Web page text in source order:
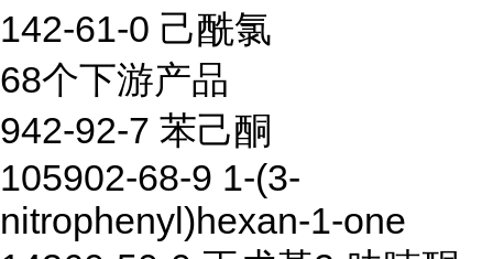
142-61-0 己酰氯
68个下游产品
942-92-7 苯己酮
105902-68-9 1-(3-
nitrophenyl)hexan-1-one